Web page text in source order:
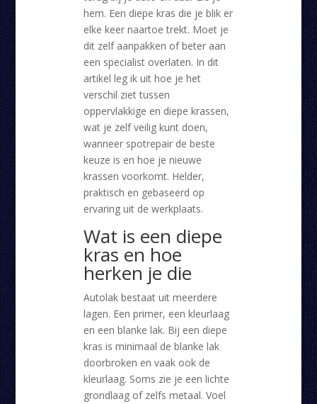
hem. Een diepe kras die je blik er
elke keer naartoe trekt. Moet je
dit zelf aanpakken of beter aan
een specialist overlaten. In dit
artikel leg ik uit hoe je het
verschil ziet tussen
oppervlakkige en diepe krassen,
wat je zelf veilig kunt doen,
wanneer spotrepair de beste
keuze is en hoe je nieuwe
krassen voorkomt. Helder,
praktisch en gebaseerd op
ervaring uit de werkplaats.
Wat is een diepe
kras en hoe
herken je die
Autolak bestaat uit meerdere
lagen. Een primer, een kleurlaag
en een blanke lak. Bij een diepe
kras is minimaal de blanke lak
doorbroken en vaak ook de
kleurlaag. Soms zie je een lichte
grondlaag of zelfs metaal. Voel